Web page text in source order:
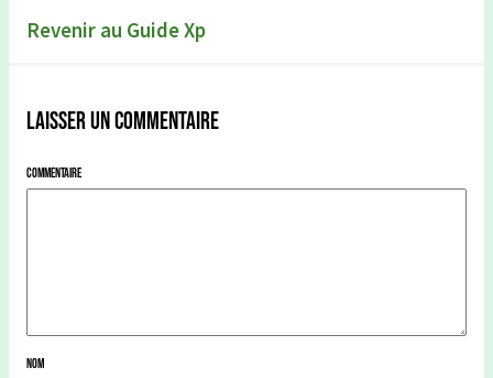
Revenir au Guide Xp
Laisser un commentaire
Commentaire
Nom